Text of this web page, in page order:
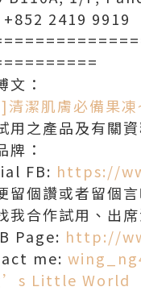
+852 2419 9919
文：
清潔肌膚必備果
用之產品及有關
牌：
FB: https://
留個讚或者留個
我合作試用、出
Page: http://
me:
Little World